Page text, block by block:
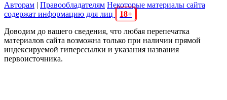
Авторам | Правообладателям Некоторые материалы сайта
содержат информацию для лиц
18+
Доводим до вашего сведения, что любая перепечатка
материалов сайта возможна только при наличии прямой
индексируемой гиперссылки и указания названия
первоисточника.